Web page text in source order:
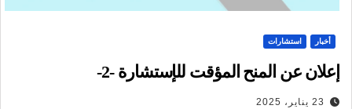
أخبار استشارات
إعلان عن المنح المؤقت للإستشارة -2-
23 يناير، 2025